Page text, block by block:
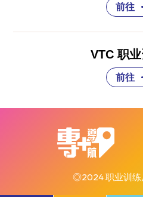
前往
VTC 职
前往
◎2024 职业训练